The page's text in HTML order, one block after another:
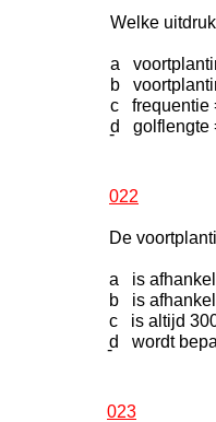
Welke
a
b
c frequentie
d golflengte
-
022
De
a is
b is
c is altijd
d wordt
-
023